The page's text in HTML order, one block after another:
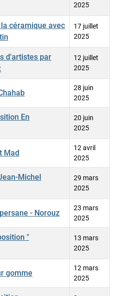
2025
céramique avec
17 juillet
2025
d'artistes par
12 juillet
2025
28 juin
2025
En
20 juin
2025
Mad
12 avril
2025
Michel
29 mars
2025
- Norouz
23 mars
2025
"
13 mars
2025
gomme
12 mars
2025